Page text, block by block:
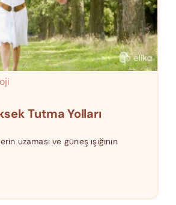
Tutma Yolları
uzaması ve güneş ışığının